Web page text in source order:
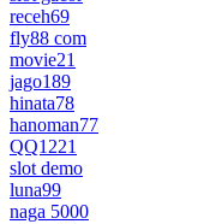
receh69
fly88 com
movie21
jago189
hinata78
hanoman77
QQ1221
slot demo
luna99
naga 5000